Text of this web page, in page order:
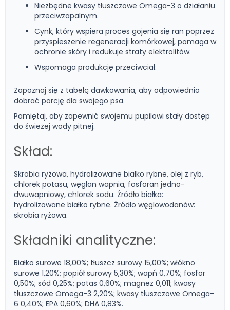
Niezbędne kwasy tłuszczowe Omega-3 o działaniu
przeciwzapalnym.
Cynk, który wspiera proces gojenia się ran poprzez
przyspieszenie regeneracji komórkowej, pomaga w
ochronie skóry i redukuje straty elektrolitów.
Wspomaga produkcję przeciwciał.
Zapoznaj się z tabelą dawkowania, aby odpowiednio
dobrać porcję dla swojego psa.
Pamiętaj, aby zapewnić swojemu pupilowi stały dostęp
do świeżej wody pitnej.
Skład:
Skrobia ryżowa, hydrolizowane białko rybne, olej z ryb,
chlorek potasu, węglan wapnia, fosforan jedno-
dwuwapniowy, chlorek sodu. Źródło białka:
hydrolizowane białko rybne. Źródło węglowodanów:
skrobia ryżowa.
Składniki analityczne:
Białko surowe 18,00%; tłuszcz surowy 15,00%; włókno
surowe 1,20%; popiół surowy 5,30%; wapń 0,70%; fosfor
0,50%; sód 0,25%; potas 0,60%; magnez 0,011; kwasy
tłuszczowe Omega-3 2,20%; kwasy tłuszczowe Omega-
6 0,40%; EPA 0,60%; DHA 0,83%.